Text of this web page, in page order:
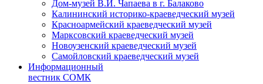
Дом-музей В.И. Чапаева в г. Балаково
Калининский историко-краеведческий музей
Красноармейский краеведческий музей
Марксовский краеведческий музей
Новоузенский краеведческий музей
Самойловский краеведческий музей
Информационный
вестник СОМК